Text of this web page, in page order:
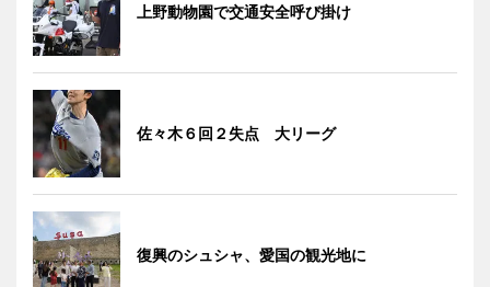
上野動物園で交通安全呼び掛け
佐々木６回２失点 大リーグ
復興のシュシャ、愛国の観光地に